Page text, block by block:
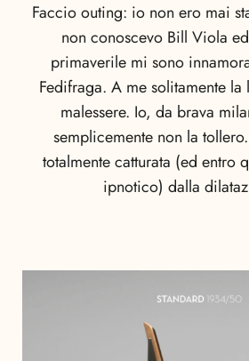
Faccio outing: io non ero mai
non conoscevo Bill Viola
primaverile mi sono
Fedifraga. A me solitamente
malessere. Io, da brava
semplicemente non la
totalmente catturata (ed entro
ipnotico) dalla